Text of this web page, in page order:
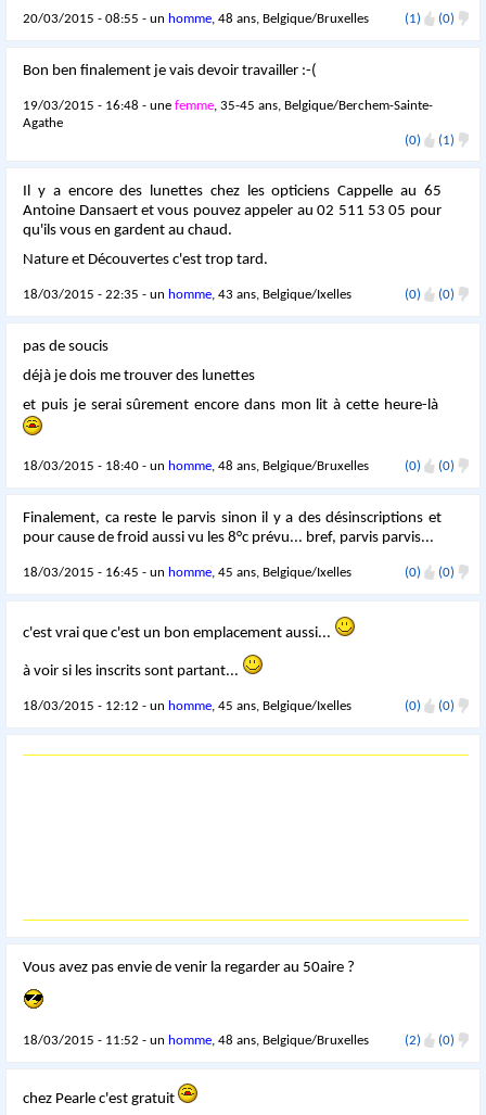
20/03/2015 - 08:55 - un homme, 48 ans, Belgique/Bruxelles (1) (0)
Bon ben finalement je vais devoir travailler :-(
19/03/2015 - 16:48 - unefemme, 35-45 ans, Belgique/Berchem-Sainte-
Agathe
(0)
(1)
Il y a encore des lunettes chez les opticiens Cappelle au 65
Antoine Dansaert et vous pouvez appeler au 02 511 53 05 pour
qu'ils vous en gardent au chaud.
Nature et Découvertes c'est trop tard.
18/03/2015 - 22:35 - un homme, 43 ans, Belgique/Ixelles (0) (0)
pas de soucis
déjà je dois me trouver des lunettes
et puis je serai sûrement encore dans mon lit à cette heure-là
18/03/2015 - 18:40 - un homme, 48 ans, Belgique/Bruxelles (0) (0)
Finalement, ca reste le parvis sinon il y a des désinscriptions et
pour cause de froid aussi vu les 8°c prévu... bref, parvis parvis...
18/03/2015 - 16:45 - un homme, 45 ans, Belgique/Ixelles (0) (0)
c'est vrai que c'est un bon emplacement aussi...
à voir si les inscrits sont partant...
18/03/2015 - 12:12 - un homme, 45 ans, Belgique/Ixelles (0) (0)
Vous avez pas envie de venir la regarder au 50aire ?
18/03/2015 - 11:52 - un homme, 48 ans, Belgique/Bruxelles (2) (0)
chez Pearle c'est gratuit